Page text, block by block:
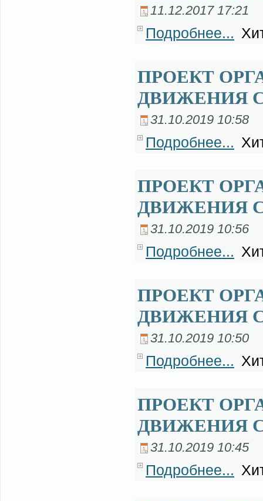
11.12.2017 17:21
Подробнее...
ПРОЕКТ
ДВИЖЕНИЯ
31.10.2019 10:58
Подробнее...
ПРОЕКТ
ДВИЖЕНИЯ
31.10.2019 10:56
Подробнее...
ПРОЕКТ
ДВИЖЕНИЯ
31.10.2019 10:50
Подробнее...
ПРОЕКТ
ДВИЖЕНИЯ
31.10.2019 10:45
Подробнее...